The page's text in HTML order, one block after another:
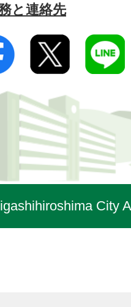
と連絡先
City